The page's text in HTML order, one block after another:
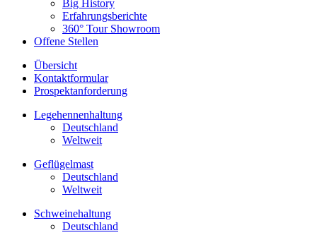
Big History
Erfahrungsberichte
360° Tour Showroom
Offene Stellen
Übersicht
Kontaktformular
Prospektanforderung
Legehennenhaltung
Deutschland
Weltweit
Geflügelmast
Deutschland
Weltweit
Schweinehaltung
Deutschland